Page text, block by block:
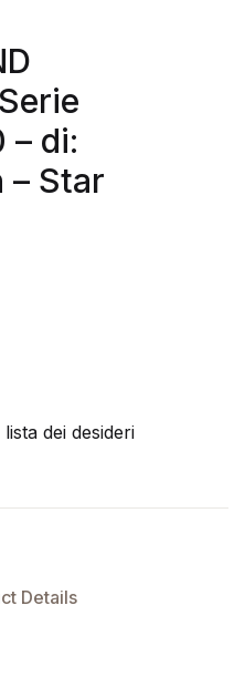
– di:
– Star
dei desideri
Details